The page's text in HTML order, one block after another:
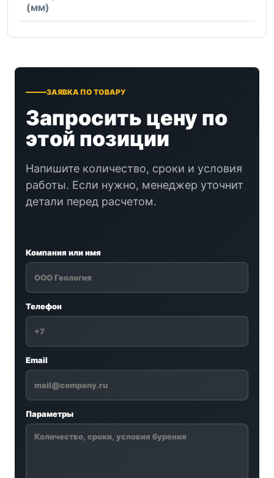
(мм)
ЗАЯВКА ПО ТОВАРУ
Запросить цену по
этой позиции
Напишите количество, сроки и условия
работы. Если нужно, менеджер уточнит
детали перед расчетом.
Компания или имя
Телефон
Email
Параметры